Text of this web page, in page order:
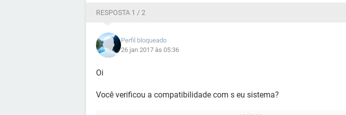
RESPOSTA 1 / 2
Perfil bloqueado
26 jan 2017 às 05:36
Oi
Você verificou a compatibilidade com s eu sistema?